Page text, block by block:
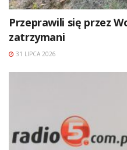
Przeprawili się przez
zatrzymani
31 LIPCA 2026